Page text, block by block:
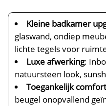
Kleine badkamer
glaswand, ondiep
lichte tegels voor
Luxe afwerking:
natuursteen look,
Toegankelijk
beugel onopvallend